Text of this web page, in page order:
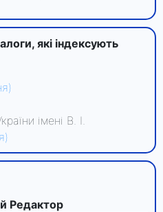
які індексують
імені В. І.
Редактор